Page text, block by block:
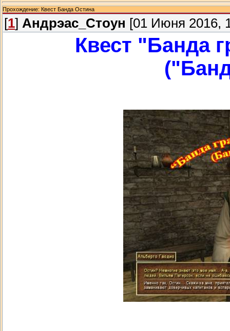
Прохождение: Квест Банда Остина
[1] Андрэас_Стоун [01 Июня 2016,
Квест "Банда